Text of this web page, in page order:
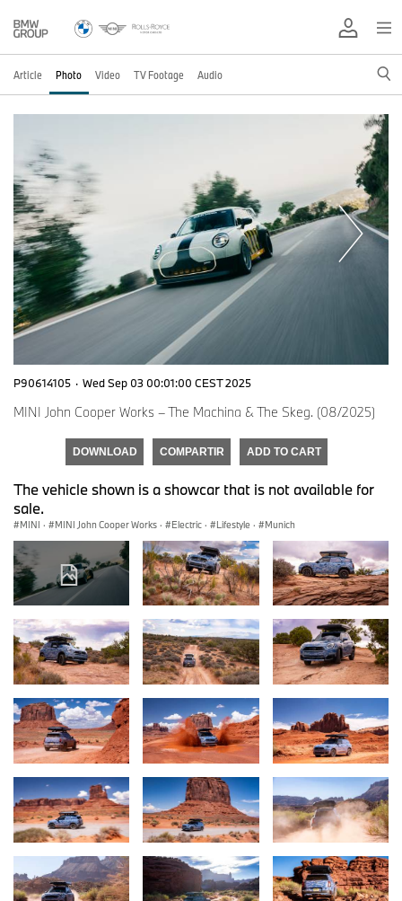
Article Photo Video TV Footage Audio
P90614105 · Wed Sep 03 00:01:00 CEST 2025
MINI John Cooper Works – The Machina & The Skeg. (08/2025)
DOWNLOAD COMPARTIR ADD TO CART
The vehicle shown is a showcar that is not available for
sale.
MINI · MINI John Cooper Works · Electric · Lifestyle · Munich